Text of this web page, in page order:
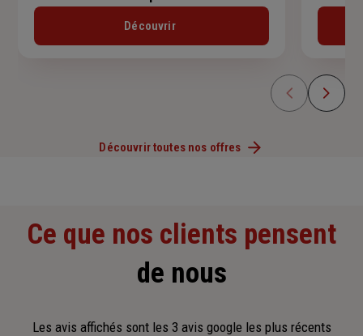
Découvrir
Découvrir toutes nos offres
Ce que nos clients pensent
de nous
Les avis affichés sont les 3 avis google les plus récents